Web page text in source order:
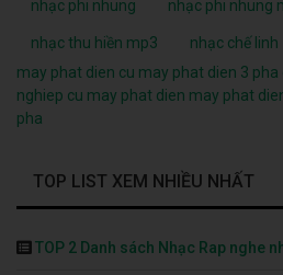
nhạc phi nhung nhạc phi nhung
nhạc thu hiền mp3 nhạc chế linh
may phat dien cu may phat dien 3 pha
nghiep cu may phat dien may phat
pha
TOP LIST XEM NHIỀU NHẤT
TOP 2 Danh sách Nhạc Rap nghe